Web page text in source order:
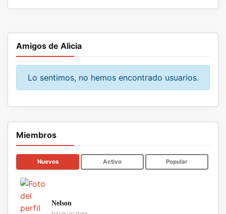
Amigos de Alicia
Lo sentimos, no hemos encontrado usuarios.
Miembros
Nuevos Activo Popular
Nelson